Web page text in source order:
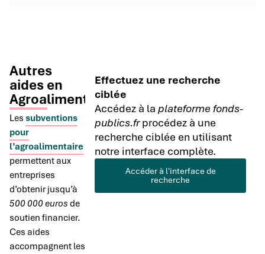
Autres
aides en
Agroalimentaire
Les subventions
pour
l’agroalimentaire
permettent aux
entreprises
d’obtenir jusqu’à
500 000 euros de
soutien financier.
Ces aides
accompagnent les
Effectuez une recherche
ciblée
Accédez à laplateforme fonds-
publics.frprocédez à une
recherche ciblée en utilisant
notre interface complète.
Accéder à l'interface de
recherche